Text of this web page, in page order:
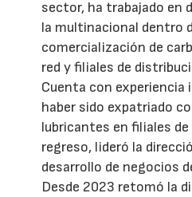
sector, ha trabajado en
la multinacional dentro
comercialización de
red y filiales de
Cuenta con
haber sido expatriado
lubricantes en filiales
regreso, lideró la
desarrollo de negocios
Desde 2023 retomó la